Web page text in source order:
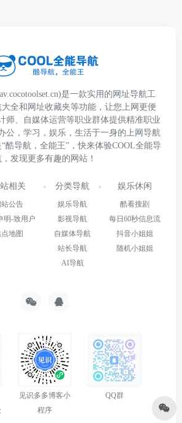
是一款实用的网址导航工
全和网址收藏夹等功能，让您上网更便
师、自媒体运营等职业群体提供精准职业
公，学习，娱乐，生活于一身的上网导航
“酷导航，全能王”，快来体验COOL全能导
，发现更多有趣的网站！
相关
站公告
明-致用户
地图
分类导航
娱乐导航
影视导航
自媒体导航
站长导航
AI导航
娱乐休闲
酷看搜剧
每日60秒信息流
抖音小姐姐
随机小姐姐
见识多多博客小
程序
QQ群